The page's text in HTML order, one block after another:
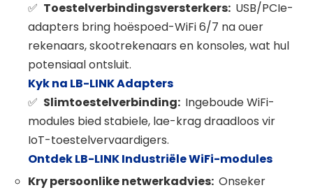
✅ Toestelverbindingsversterkers: USB/PCIe-
adapters bring hoëspoed-WiFi 6/7 na ouer
rekenaars, skootrekenaars en konsoles, wat hul
potensiaal ontsluit.
Kyk na LB-LINK Adapters
✅ Slimtoestelverbinding: Ingeboude WiFi-
modules bied stabiele, lae-krag draadloos vir
IoT-toestelvervaardigers.
Ontdek LB-LINK Industriële WiFi-modules
Kry persoonlike netwerkadvies: Onseker